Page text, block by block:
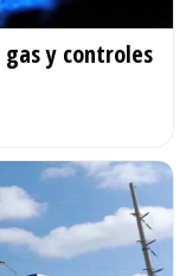
gas y controles